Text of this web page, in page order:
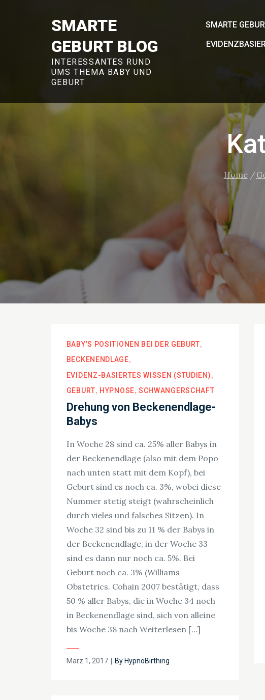
SMARTE
GEBURT BLOG
INTERESSANTES RUND
UMS THEMA BABY UND
GEBURT
SMARTE
Home
BABY'S POSITIONEN BEI DER GEBURT
BECKENENDLAGE
EVIDENZ-BASIERTES WISSEN (STUDIEN)
GEBURT
HYPNOSE SCHWANGERSCHAFT
Drehung von Beckenendlage-
Babys
In Woche 28 sind ca. 25% aller Babys in
der Beckenendlage (also mit dem Popo
nach unten statt mit dem Kopf), bei
Geburt sind es noch ca. 3%, wobei diese
Nummer stetig steigt (wahrscheinlich
durch vieles und falsches Sitzen). In
Woche 32 sind bis zu 11 % der Babys in
der Beckenendlage, in der Woche 33
sind es dann nur noch ca. 5%. Bei
Geburt noch ca. 3% (Williams
Obstetrics. Cohain 2007 bestätigt, dass
50 % aller Babys, die in Woche 34 noch
in Beckenendlage sind, sich von alleine
bis Woche 38 nach Weiterlesen […]
Posted
März 1, 2017 By HypnoBirthing